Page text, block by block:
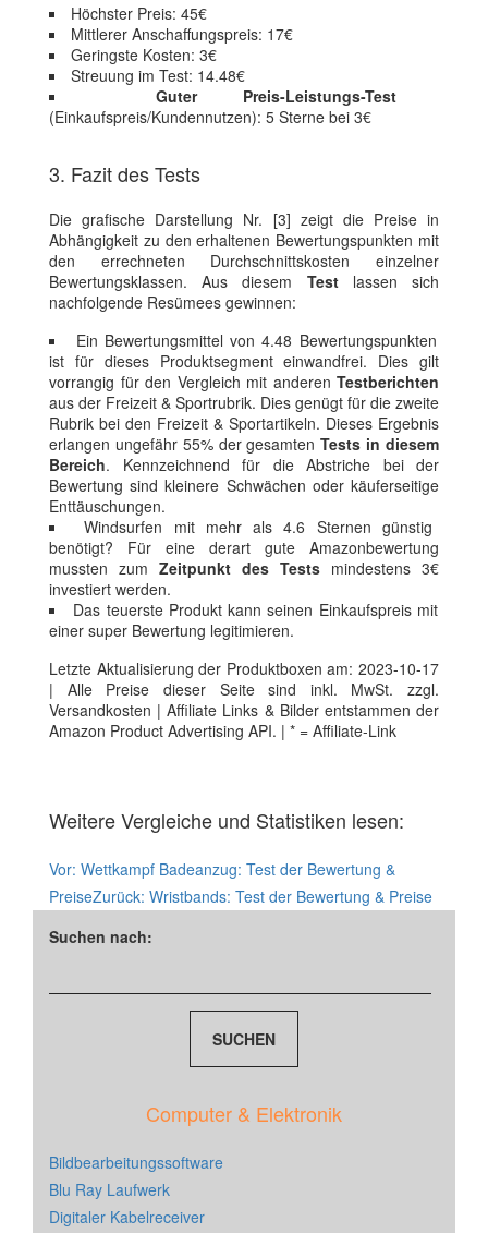
Höchster Preis: 45€
Mittlerer Anschaffungspreis: 17€
Geringste Kosten: 3€
Streuung im Test: 14.48€
Guter Preis-Leistungs-Test
(Einkaufspreis/Kundennutzen): 5 Sterne bei 3€
3. Fazit des Tests
Die grafische Darstellung Nr. [3] zeigt die Preise in
Abhängigkeit zu den erhaltenen Bewertungspunkten mit
den errechneten Durchschnittskosten einzelner
Bewertungsklassen. Aus diesem Testlassen sich
nachfolgende Resümees gewinnen:
Ein Bewertungsmittel von 4.48 Bewertungspunkten
ist für dieses Produktsegment einwandfrei. Dies gilt
vorrangig für den Vergleich mit anderen Testberichten
aus der Freizeit & Sportrubrik. Dies genügt für die zweite
Rubrik bei den Freizeit & Sportartikeln. Dieses Ergebnis
erlangen ungefähr 55% der gesamtenTests in diesem
Bereich. Kennzeichnend für die Abstriche bei der
Bewertung sind kleinere Schwächen oder käuferseitige
Enttäuschungen.
Windsurfen mit mehr als 4.6 Sternen günstig
benötigt? Für eine derart gute Amazonbewertung
mussten zum Zeitpunkt des Tests mindestens 3€
investiert werden.
Das teuerste Produkt kann seinen Einkaufspreis mit
einer super Bewertung legitimieren.
Letzte Aktualisierung der Produktboxen am: 2023-10-17
| Alle Preise dieser Seite sind inkl. MwSt. zzgl.
Versandkosten | Affiliate Links & Bilder entstammen der
Amazon Product Advertising API. | * = Affiliate-Link
Weitere Vergleiche und Statistiken lesen:
Vor: Wettkampf Badeanzug: Test der Bewertung &
PreiseZurück: Wristbands: Test der Bewertung & Preise
Suchen nach:
Computer & Elektronik
Bildbearbeitungssoftware
Blu Ray Laufwerk
Digitaler Kabelreceiver